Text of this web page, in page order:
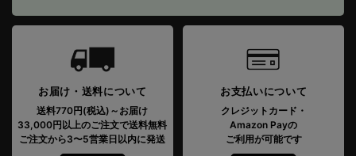
お届け・送料について
送料770円(税込)～お届け
33,000円以上のご注文で送料無料
ご注文から3〜5営業日以内に発送
お支払いについて
クレジットカード・
Amazon Payの
ご利用が可能です